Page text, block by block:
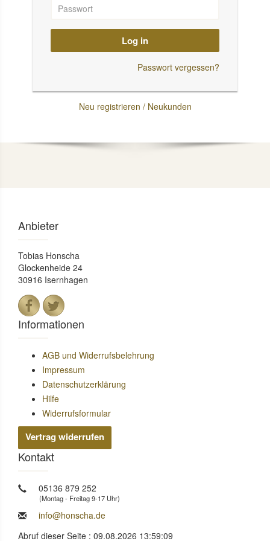
Log in
Passwort vergessen?
Neu registrieren / Neukunden
Anbieter
Tobias Honscha
Glockenheide 24
30916 Isernhagen
Informationen
AGB und Widerrufsbelehrung
Impressum
Datenschutzerklärung
Hilfe
Widerrufsformular
Vertrag widerrufen
Kontakt
05136 879 252
(Montag - Freitag 9-17 Uhr)
info@honscha.de
Abruf dieser Seite : 09.08.2026 13:59:09